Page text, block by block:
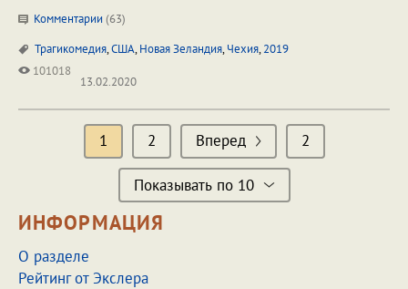
Комментарии (63)
Трагикомедия,США,Новая Зеландия,Чехия,2019
101018
13.02.2020
1 2 Вперед 2
Показывать по 10
ИНФОРМАЦИЯ
О разделе
Рейтинг от Экслера